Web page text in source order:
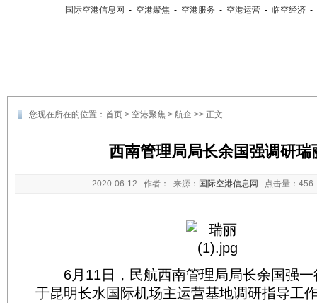
国际空港信息网 - 空港聚焦 - 空港服务 - 空港运营 - 临空经济 -
您现在所在的位置： 首页 > 空港聚焦 > 航企 >> 正文
西南管理局局长余国强调研瑞
2020-06-12 作者： 来源： 国际空港信息网 点击量：
6月11日，民航西南管理局局长余国强一
于昆明长水国际机场主运营基地调研指导工